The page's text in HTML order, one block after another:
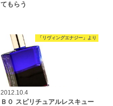
てもらう
「リヴィングエナジー」より
2012.10.4
Ｂ０ スピリチュアルレスキュー